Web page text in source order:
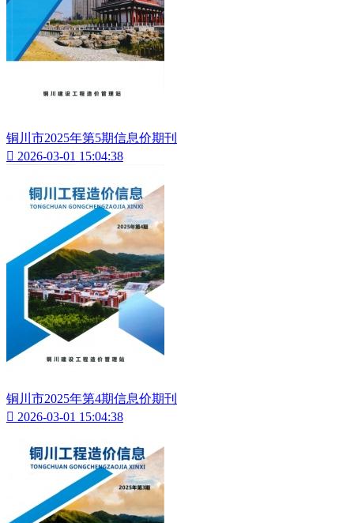
铜川市2025年第5期信息价期刊
 2026-03-01 15:04:38
铜川市2025年第4期信息价期刊
 2026-03-01 15:04:38